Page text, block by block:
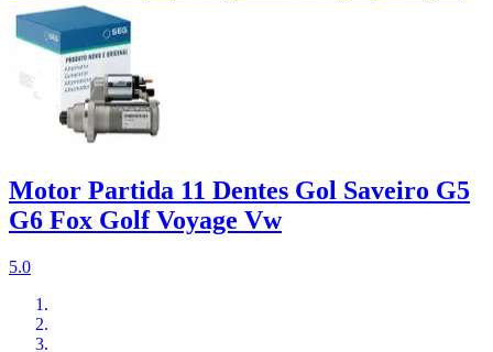
Motor Partida 11 Dentes Gol Saveiro G5
G6 Fox Golf Voyage Vw
5.0